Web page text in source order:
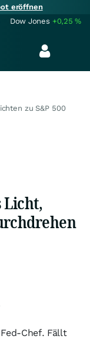
eröffnen
Dow Jones +0,25%
zu S&P 500
Licht,
Chef. Fällt